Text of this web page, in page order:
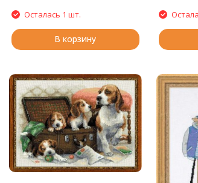
Осталась 1 шт.
В корзину